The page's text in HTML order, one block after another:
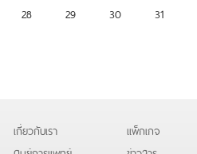
28 29 30 31
เกี่ยวกับเรา
แพ็กเกจ